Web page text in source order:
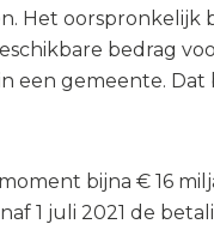
Het oorspronkelijk
bedrag
een gemeente.
bijna € 16
1 juli 2021 de